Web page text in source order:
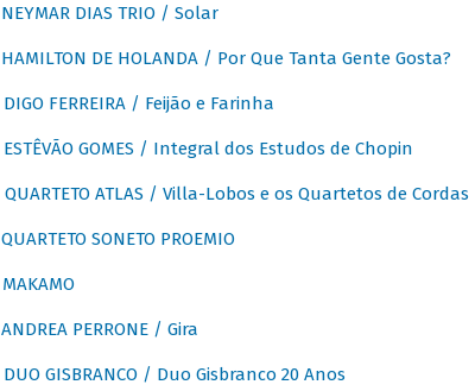
NEYMAR DIAS TRIO / Solar
HAMILTON DE HOLANDA / Por Que Tanta Gente Gosta?
DIGO FERREIRA / Feijão e Farinha
ESTÊVÃO GOMES / Integral dos Estudos de Chopin
QUARTETO ATLAS / Villa-Lobos e os Quartetos de Cordas
QUARTETO SONETO PROEMIO
MAKAMO
ANDREA PERRONE / Gira
DUO GISBRANCO / Duo Gisbranco 20 Anos